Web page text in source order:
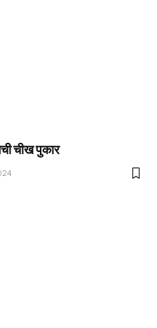
चीख पुकार